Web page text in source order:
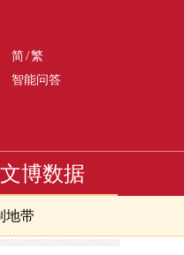
简/繁
智能问答
文博数据
地带